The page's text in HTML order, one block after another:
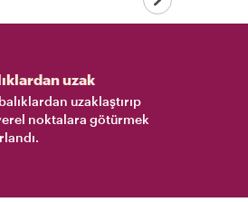
uzak
uzaklaştırıp
noktalara götürmek